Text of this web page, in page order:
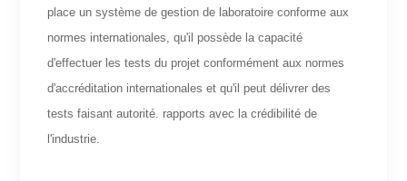
place un système de gestion de laboratoire conforme aux
normes internationales, qu'il possède la capacité
d'effectuer les tests du projet conformément aux normes
d'accréditation internationales et qu'il peut délivrer des
tests faisant autorité. rapports avec la crédibilité de
l'industrie.